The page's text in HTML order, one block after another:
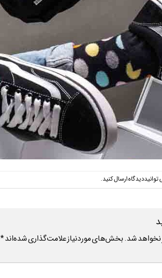
دیدگاه ارسال کنید.
نخواهد شد.بخش‌های موردنیاز علامت‌گذاری شده‌اند*